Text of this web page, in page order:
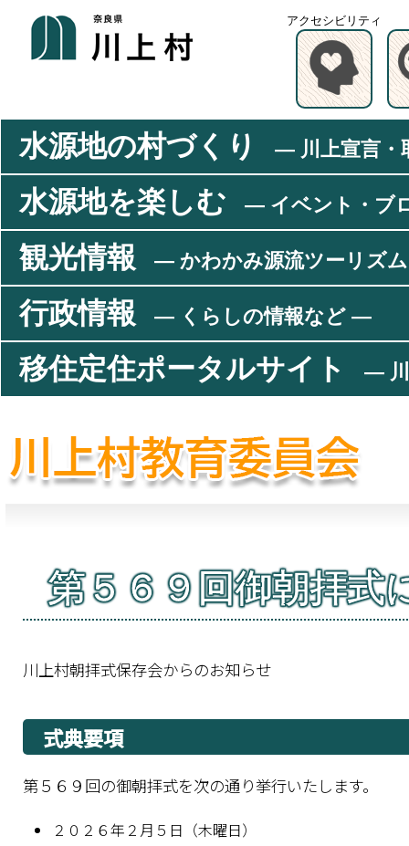
アクセシビリティ
水源地の村づくり ― 川上宣言・
水源地を楽しむ ― イベント・ブ
観光情報 ― かわかみ源流ツーリズ
行政情報 ― くらしの情報など ―
移住定住ポータルサイト ―
第５６９回御朝拝式
川上村朝拝式保存会からのお知らせ
式典要項
第５６９回の御朝拝式を次の通り挙行いたします。
２０２６年２月５日（木曜日）